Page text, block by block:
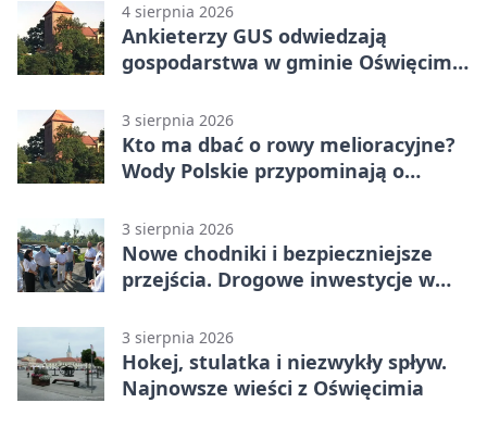
4 sierpnia 2026
Ankieterzy GUS odwiedzają
gospodarstwa w gminie Oświęcim.
3 sierpnia 2026
Kto ma dbać o rowy melioracyjne?
Wody Polskie przypominają o
3 sierpnia 2026
Nowe chodniki i bezpieczniejsze
przejścia. Drogowe inwestycje w
3 sierpnia 2026
Hokej, stulatka i niezwykły spływ.
Najnowsze wieści z Oświęcimia